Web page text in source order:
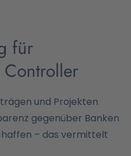
für
und Projekten
gegenüber Banken
– das vermittelt